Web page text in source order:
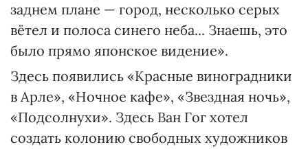
заднем плане — город, несколько серых
вётел и полоса синего неба... Знаешь, это
было прямо японское видение».
Здесь появились «Красные виноградники
в Арле», «Ночное кафе», «Звездная ночь»,
«Подсолнухи». Здесь Ван Гог хотел
создать колонию свободных художников